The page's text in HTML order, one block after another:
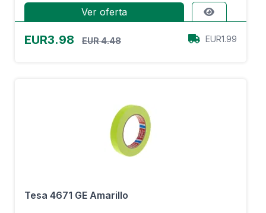
Ver oferta
EUR3.98 EUR 4.48 EUR1.99
Tesa 4671 GE Amarillo